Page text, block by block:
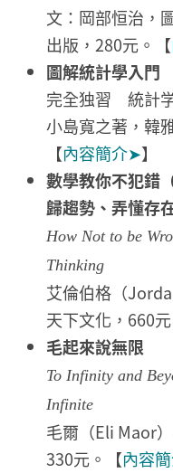
文：岡部恒治，
出版，280元。【
圖解統計學入門
完全独習 統計
小島寬之著，韓
【內容簡介➤】
數學教你不犯錯
歸趨勢、弄懂存
How Not to be
Thinking
艾倫伯格（
天下文化，660
毛起來說無限
To Infinity and
Infinite
毛爾（Eli Maor
330元。【內容